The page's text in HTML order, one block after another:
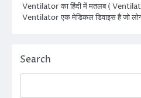
Ventilator का हिंदी में मतलब (
Ventilator एक मेडिकल डिवाइस है जो
Search